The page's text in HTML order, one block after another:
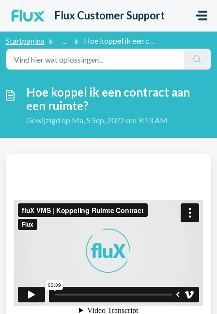
Flux Customer Support
Startpagina ... Hoe koppel ik een contract aan een ruimte?
Hoe koppel ik een contract aan
een ruimte?
Gewijzigd op Ma, 5 Sep, 2022 om 9:13 AM